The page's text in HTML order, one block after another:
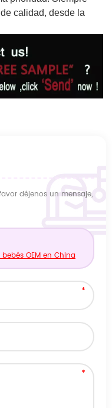
calidad, desde la
déjenos un mensaje,
OEM en China